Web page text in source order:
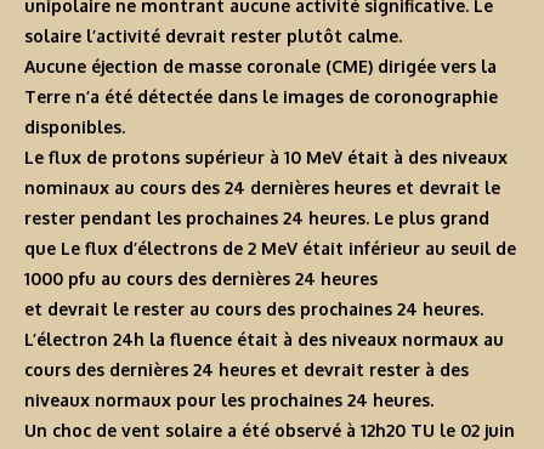
unipolaire ne montrant aucune activité significative. Le
solaire l’activité devrait rester plutôt calme.
Aucune éjection de masse coronale (CME) dirigée vers la
Terre n’a été détectée dans le images de coronographie
disponibles.
Le flux de protons supérieur à 10 MeV était à des niveaux
nominaux au cours des 24 dernières heures et devrait le
rester pendant les prochaines 24 heures. Le plus grand
que Le flux d’électrons de 2 MeV était inférieur au seuil de
1000 pfu au cours des dernières 24 heures
et devrait le rester au cours des prochaines 24 heures.
L’électron 24h la fluence était à des niveaux normaux au
cours des dernières 24 heures et devrait rester à des
niveaux normaux pour les prochaines 24 heures.
Un choc de vent solaire a été observé à 12h20 TU le 02 juin